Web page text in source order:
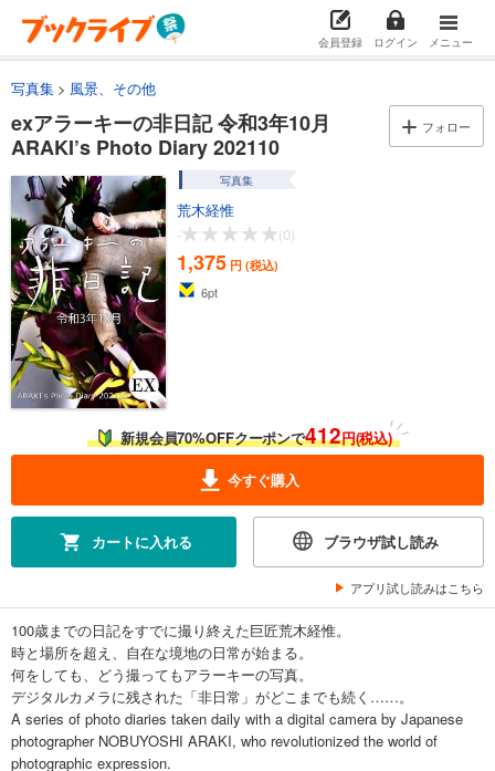
会員登録 ログイン メニュー
写真集 風景、その他
exアラーキーの非日記 令和3年10月
ARAKI’s Photo Diary 202110
フォロー
写真集
荒木経惟
-
(0)
1,375 円 (税込)
6pt
新規会員70%OFFクーポンで412円(税込)
今すぐ購入
カートに入れる ブラウザ試し読み
アプリ試し読みはこちら
100歳までの日記をすでに撮り終えた巨匠荒木経惟。
時と場所を超え、自在な境地の日常が始まる。
何をしても、どう撮ってもアラーキーの写真。
デジタルカメラに残された「非日常」がどこまでも続く……。
A series of photo diaries taken daily with a digital camera by Japanese
photographer NOBUYOSHI ARAKI, who revolutionized the world of
photographic expression.